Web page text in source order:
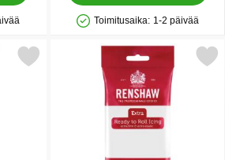
Saatavuus: Varastossa
Toimitusaika: 1-2 päivää
Fire Red suosikiksi
Merkitse valkoinen